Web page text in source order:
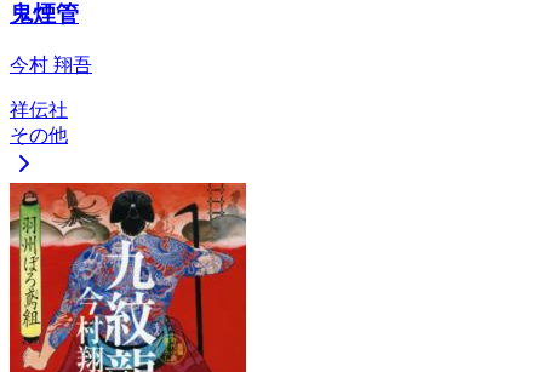
鬼煙管
今村 翔吾
祥伝社
その他